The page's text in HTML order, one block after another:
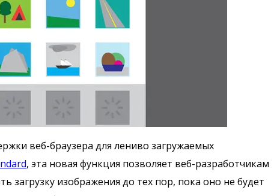
веб-браузера для лениво загружаемых
, эта новая функция позволяет веб-разработчикам
загрузку изображения до тех пор, пока оно не будет